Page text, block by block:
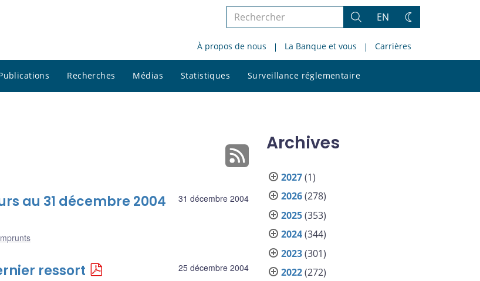
Rechercher
le
site
Rechercher
EN
Changez
thème
À propos de nous La Banque et vous Carrières
Recherches Médias Statistiques Surveillance réglementaire
le
31 décembre 2004
au 31 décembre 2004
25 décembre 2004
ressort
Archives
2027(1)
2026(278)
2025(353)
2024(344)
2023(301)
2022(272)